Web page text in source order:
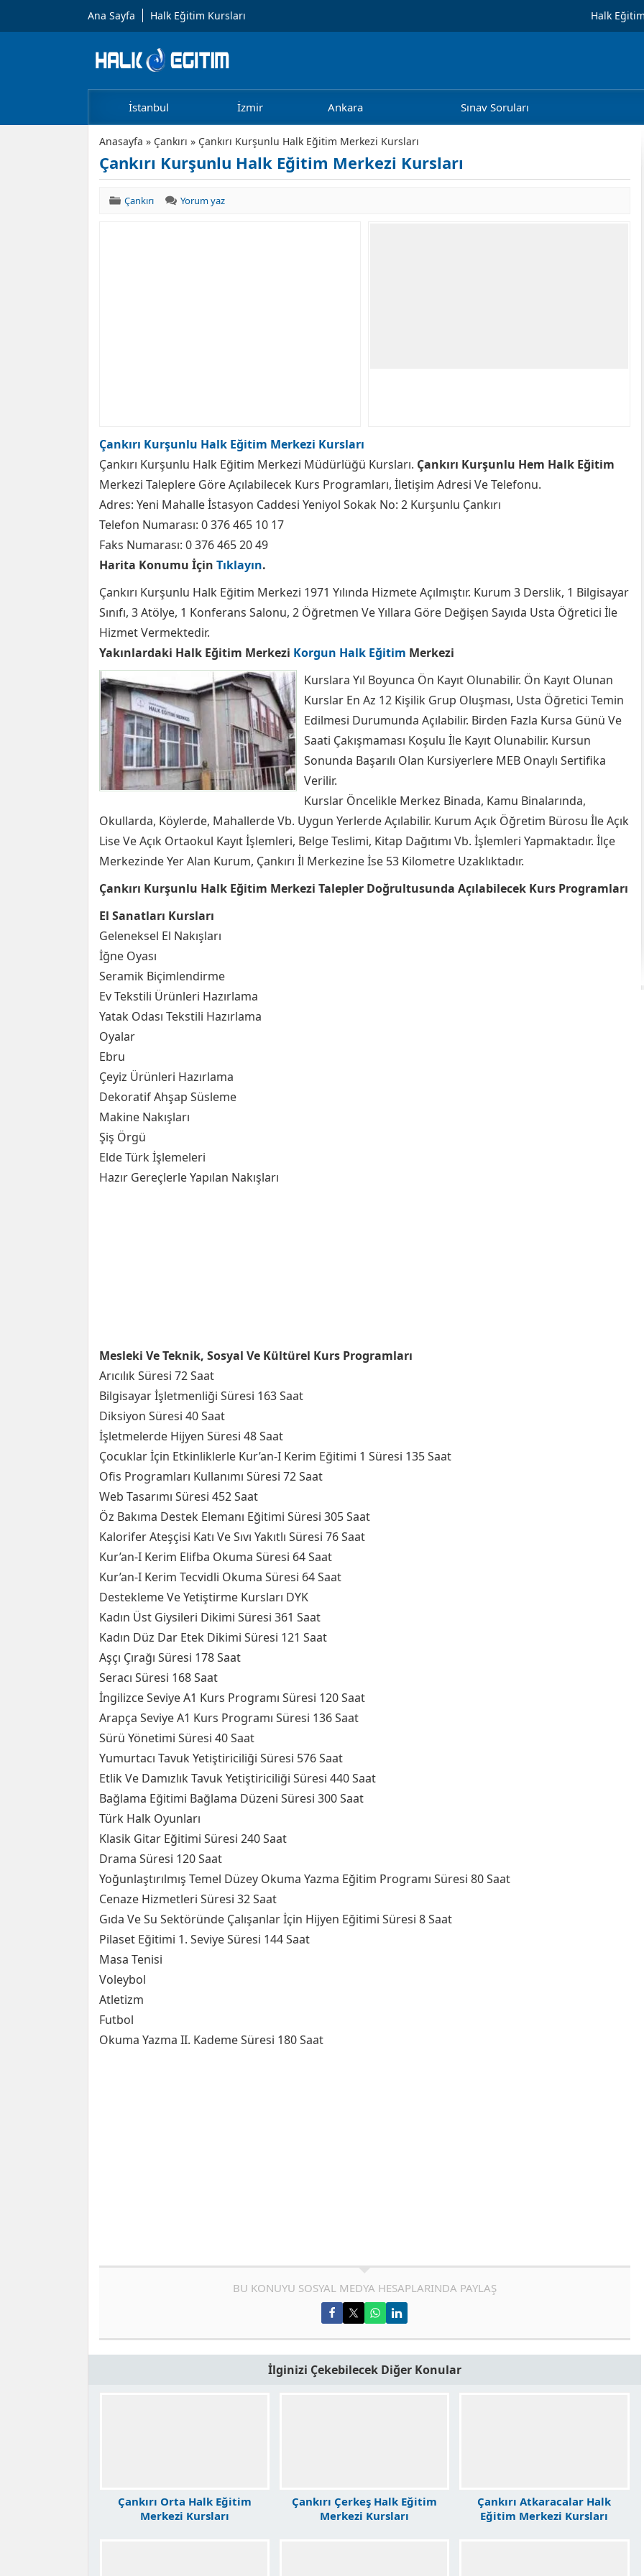
Ana Sayfa Halk Eğitim Kursları Halk
İstanbul İzmir Ankara Sınav Soruları
Anasayfa » Çankırı » Çankırı Kurşunlu Halk Eğitim Merkezi Kursları
Çankırı Kurşunlu Halk Eğitim Merkezi Kursları
Çankırı Yorum yaz
Çankırı Kurşunlu Halk Eğitim Merkezi Kursları
Çankırı Kurşunlu Halk Eğitim Merkezi Müdürlüğü Kursları. Çankırı Kurşunlu Hem Halk Eğitim
Merkezi Taleplere Göre Açılabilecek Kurs Programları, İletişim Adresi Ve Telefonu.
Adres: Yeni Mahalle İstasyon Caddesi Yeniyol Sokak No: 2 Kurşunlu Çankırı
Telefon Numarası: 0 376 465 10 17
Faks Numarası: 0 376 465 20 49
Harita Konumu İçin Tıklayın.
Çankırı Kurşunlu Halk Eğitim Merkezi 1971 Yılında Hizmete Açılmıştır. Kurum 3 Derslik, 1 Bilgisayar
Sınıfı, 3 Atölye, 1 Konferans Salonu, 2 Öğretmen Ve Yıllara Göre Değişen Sayıda Usta Öğretici İle
Hizmet Vermektedir.
Yakınlardaki Halk Eğitim Merkezi Korgun Halk Eğitim Merkezi
Kurslara Yıl Boyunca Ön Kayıt Olunabilir. Ön Kayıt Olunan
Kurslar En Az 12 Kişilik Grup Oluşması, Usta Öğretici Temin
Edilmesi Durumunda Açılabilir. Birden Fazla Kursa Günü Ve
Saati Çakışmaması Koşulu İle Kayıt Olunabilir. Kursun
Sonunda Başarılı Olan Kursiyerlere MEB Onaylı Sertifika
Verilir.
Kurslar Öncelikle Merkez Binada, Kamu Binalarında,
Okullarda, Köylerde, Mahallerde Vb. Uygun Yerlerde Açılabilir. Kurum Açık Öğretim Bürosu İle Açık
Lise Ve Açık Ortaokul Kayıt İşlemleri, Belge Teslimi, Kitap Dağıtımı Vb. İşlemleri Yapmaktadır. İlçe
Merkezinde Yer Alan Kurum, Çankırı İl Merkezine İse 53 Kilometre Uzaklıktadır.
Çankırı Kurşunlu Halk Eğitim Merkezi Talepler Doğrultusunda Açılabilecek Kurs Programları
El Sanatları Kursları
Geleneksel El Nakışları
İğne Oyası
Seramik Biçimlendirme
Ev Tekstili Ürünleri Hazırlama
Yatak Odası Tekstili Hazırlama
Oyalar
Ebru
Çeyiz Ürünleri Hazırlama
Dekoratif Ahşap Süsleme
Makine Nakışları
Şiş Örgü
Elde Türk İşlemeleri
Hazır Gereçlerle Yapılan Nakışları
Mesleki Ve Teknik, Sosyal Ve Kültürel Kurs Programları
Arıcılık Süresi 72 Saat
Bilgisayar İşletmenliği Süresi 163 Saat
Diksiyon Süresi 40 Saat
İşletmelerde Hijyen Süresi 48 Saat
Çocuklar İçin Etkinliklerle Kur’an-I Kerim Eğitimi 1 Süresi 135 Saat
Ofis Programları Kullanımı Süresi 72 Saat
Web Tasarımı Süresi 452 Saat
Öz Bakıma Destek Elemanı Eğitimi Süresi 305 Saat
Kalorifer Ateşçisi Katı Ve Sıvı Yakıtlı Süresi 76 Saat
Kur’an-I Kerim Elifba Okuma Süresi 64 Saat
Kur’an-I Kerim Tecvidli Okuma Süresi 64 Saat
Destekleme Ve Yetiştirme Kursları DYK
Kadın Üst Giysileri Dikimi Süresi 361 Saat
Kadın Düz Dar Etek Dikimi Süresi 121 Saat
Aşçı Çırağı Süresi 178 Saat
Seracı Süresi 168 Saat
İngilizce Seviye A1 Kurs Programı Süresi 120 Saat
Arapça Seviye A1 Kurs Programı Süresi 136 Saat
Sürü Yönetimi Süresi 40 Saat
Yumurtacı Tavuk Yetiştiriciliği Süresi 576 Saat
Etlik Ve Damızlık Tavuk Yetiştiriciliği Süresi 440 Saat
Bağlama Eğitimi Bağlama Düzeni Süresi 300 Saat
Türk Halk Oyunları
Klasik Gitar Eğitimi Süresi 240 Saat
Drama Süresi 120 Saat
Yoğunlaştırılmış Temel Düzey Okuma Yazma Eğitim Programı Süresi 80 Saat
Cenaze Hizmetleri Süresi 32 Saat
Gıda Ve Su Sektöründe Çalışanlar İçin Hijyen Eğitimi Süresi 8 Saat
Pilaset Eğitimi 1. Seviye Süresi 144 Saat
Masa Tenisi
Voleybol
Atletizm
Futbol
Okuma Yazma II. Kademe Süresi 180 Saat
BU KONUYU SOSYAL MEDYA HESAPLARINDA PAYLAŞ
İlginizi Çekebilecek Diğer Konular
Çankırı Orta Halk Eğitim
Merkezi Kursları
Çankırı Çerkeş Halk Eğitim
Merkezi Kursları
Çankırı Atkaracalar Halk
Eğitim Merkezi Kursları